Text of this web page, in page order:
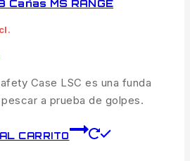
Cañas MS RANGE
Case LSC es una funda
a prueba de golpes.
CARRITO